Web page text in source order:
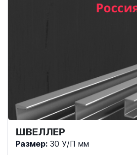
ШВЕЛЛЕР
Размер: 30 У/П мм